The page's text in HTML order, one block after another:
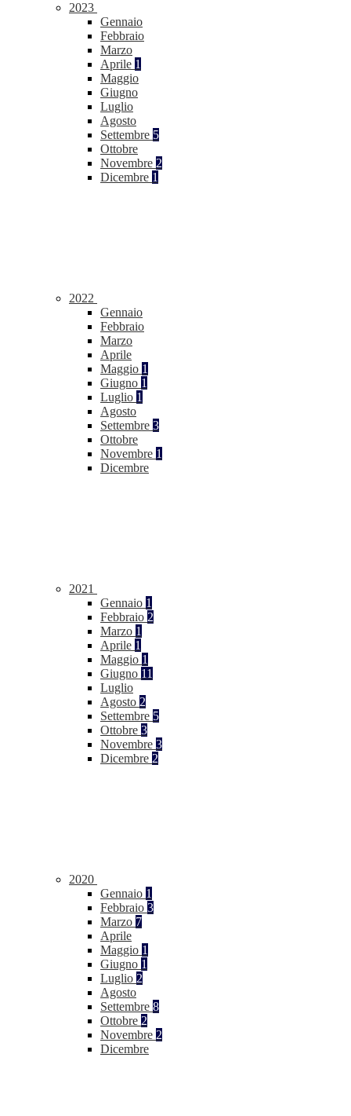
2023
Gennaio
Febbraio
Marzo
Aprile 1
Maggio
Giugno
Luglio
Agosto
Settembre 5
Ottobre
Novembre 2
Dicembre 1
2022
Gennaio
Febbraio
Marzo
Aprile
Maggio 1
Giugno 1
Luglio 1
Agosto
Settembre 3
Ottobre
Novembre 1
Dicembre
2021
Gennaio 1
Febbraio 2
Marzo 1
Aprile 1
Maggio 1
Giugno 11
Luglio
Agosto 2
Settembre 5
Ottobre 3
Novembre 3
Dicembre 2
2020
Gennaio 1
Febbraio 3
Marzo 7
Aprile
Maggio 1
Giugno 1
Luglio 2
Agosto
Settembre 8
Ottobre 2
Novembre 2
Dicembre